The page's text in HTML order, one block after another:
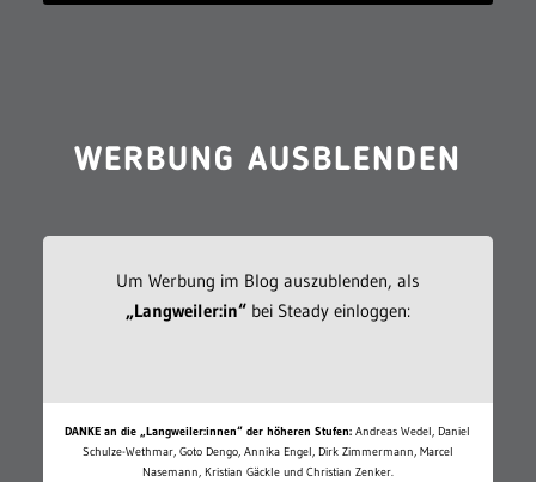
WERBUNG AUSBLENDEN
Um Werbung im Blog auszublenden, als
„Langweiler:in“bei Steady einloggen:
DANKE an die „Langweiler:innen“ der höheren Stufen: Andreas Wedel, Daniel
Schulze-Wethmar, Goto Dengo, Annika Engel, Dirk Zimmermann, Marcel
Nasemann, Kristian Gäckle und Christian Zenker.